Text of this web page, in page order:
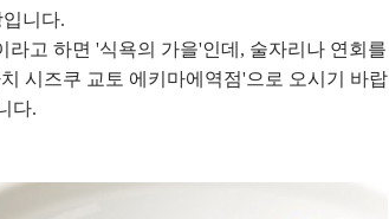
니다.
고 하면 '식욕의 가을'인데, 술자리나 연회를
시즈쿠 교토 에키마에역점'으로 오시기 바랍
다.